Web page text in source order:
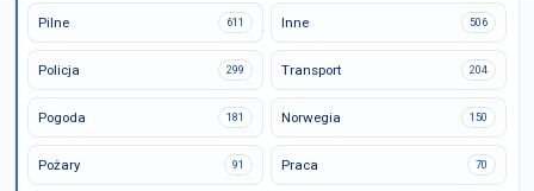
Pilne 611 Inne 506
Policja 299 Transport 204
Pogoda 181 Norwegia 150
Pożary 91 Praca 70